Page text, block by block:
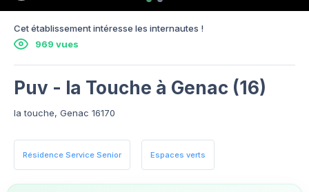
Cet établissement intéresse les internautes !
969 vues
Puv - la Touche à Genac (16)
la touche, Genac 16170
Résidence Service Senior Espaces verts